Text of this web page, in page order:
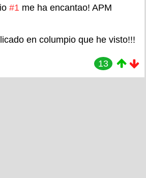
#1 me ha encantao! APM
en columpio que he visto!!!
13